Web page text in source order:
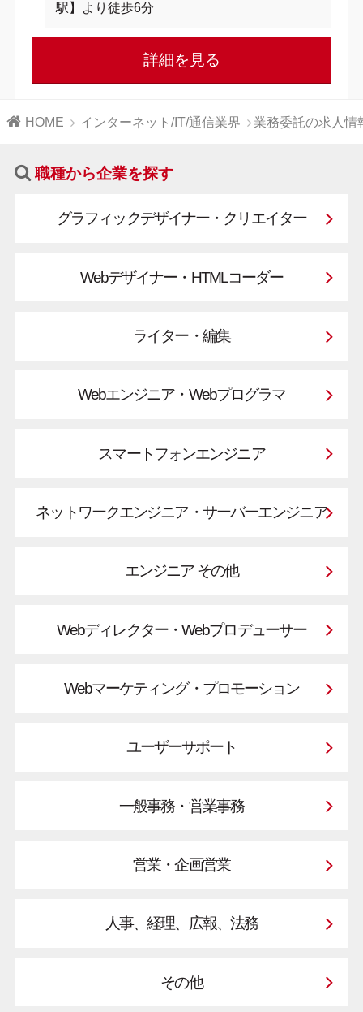
駅】より徒歩6分
詳細を見る
HOME インターネット/IT/通信業界 業務委託の求人情
職種から企業を探す
グラフィックデザイナー・クリエイター
Webデザイナー・HTMLコーダー
ライター・編集
Webエンジニア・Webプログラマ
スマートフォンエンジニア
ネットワークエンジニア・サーバーエンジニア
エンジニア その他
Webディレクター・Webプロデューサー
Webマーケティング・プロモーション
ユーザーサポート
一般事務・営業事務
営業・企画営業
人事、経理、広報、法務
その他